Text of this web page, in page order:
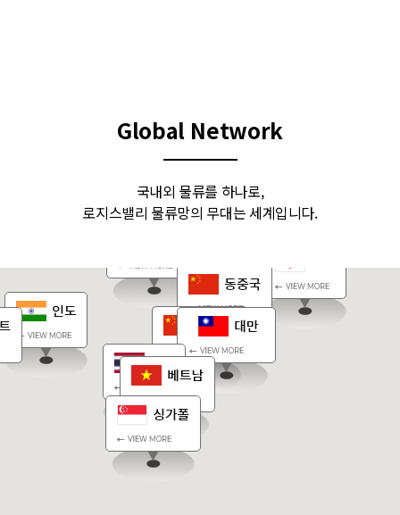
Global Network
국내외 물류를 하나로,
로지스밸리 물류망의 무대는 세계입니다.